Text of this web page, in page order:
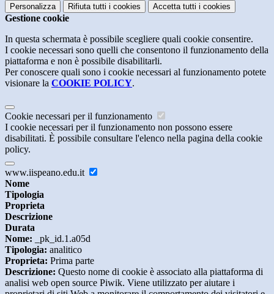
Personalizza Rifiuta tutti i cookies Accetta tutti i cookies
Gestione cookie
In questa schermata è possibile scegliere quali cookie consentire.
I cookie necessari sono quelli che consentono il funzionamento della
piattaforma e non è possibile disabilitarli.
Per conoscere quali sono i cookie necessari al funzionamento potete
visionare la COOKIE POLICY.
Cookie necessari per il funzionamento
I cookie necessari per il funzionamento non possono essere
disabilitati. È possibile consultare l'elenco nella pagina della cookie
policy.
www.iispeano.edu.it
Nome
Tipologia
Proprieta
Descrizione
Durata
Nome: _pk_id.1.a05d
Tipologia: analitico
Proprieta: Prima parte
Descrizione: Questo nome di cookie è associato alla piattaforma di
analisi web open source Piwik. Viene utilizzato per aiutare i